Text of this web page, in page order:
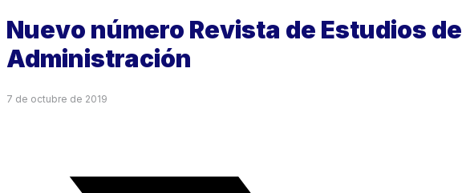
Nuevo número Revista de Estudios de
Administración
7 de octubre de 2019